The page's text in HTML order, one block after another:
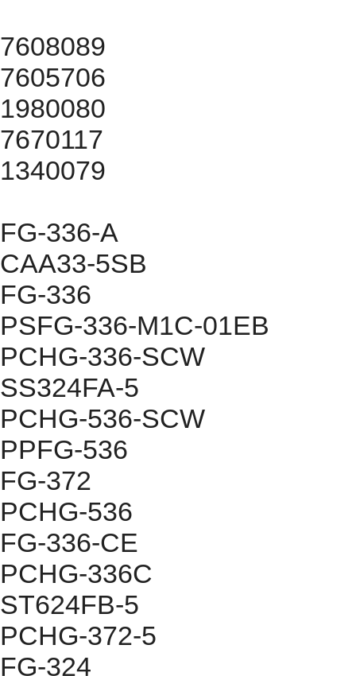
7608089
7605706
1980080
7670117
1340079
FG-336-A
CAA33-5SB
FG-336
PSFG-336-M1C-01EB
PCHG-336-SCW
SS324FA-5
PCHG-536-SCW
PPFG-536
FG-372
PCHG-536
FG-336-CE
PCHG-336C
ST624FB-5
PCHG-372-5
FG-324